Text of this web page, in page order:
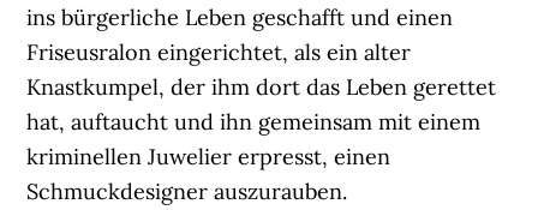
ins bürgerliche Leben geschafft und einen
Friseusralon eingerichtet, als ein alter
Knastkumpel, der ihm dort das Leben gerettet
hat, auftaucht und ihn gemeinsam mit einem
kriminellen Juwelier erpresst, einen
Schmuckdesigner auszurauben.